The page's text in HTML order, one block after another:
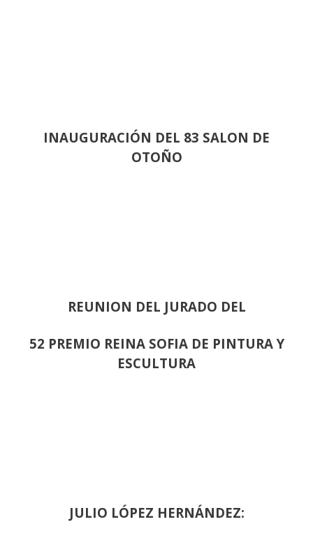
INAUGURACIÓN DEL 83 SALON DE
OTOÑO
REUNION DEL JURADO DEL
52 PREMIO REINA SOFIA DE PINTURA Y
ESCULTURA
JULIO LÓPEZ HERNÁNDEZ: